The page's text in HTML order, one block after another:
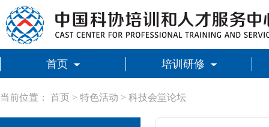
首页 培训研修
当前位置： 首页 > 特色活动 > 科技会堂论坛